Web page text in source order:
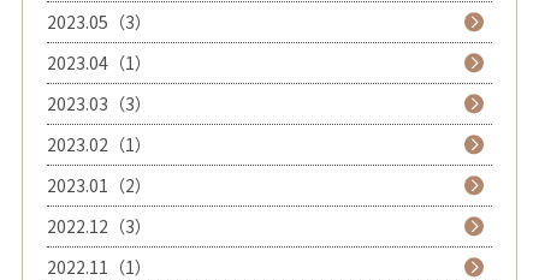
2023.05（3）
2023.04（1）
2023.03（3）
2023.02（1）
2023.01（2）
2022.12（3）
2022.11（1）